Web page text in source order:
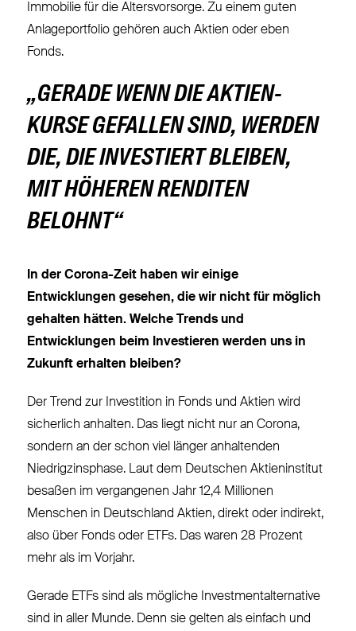
Immobilie für die Altersvorsorge. Zu einem guten
Anlageportfolio gehören auch Aktien oder eben
Fonds.
„GERADE WENN DIE AKTIEN-
KURSE GEFALLEN SIND, WERDEN
DIE, DIE INVESTIERT BLEIBEN,
MIT HÖHEREN RENDITEN
BELOHNT“
In der Corona-Zeit haben wir einige
Entwicklungen gesehen, die wir nicht für möglich
gehalten hätten. Welche Trends und
Entwicklungen beim Investieren werden uns in
Zukunft erhalten bleiben?
Der Trend zur Investition in Fonds und Aktien wird
sicherlich anhalten. Das liegt nicht nur an Corona,
sondern an der schon viel länger anhaltenden
Niedrigzinsphase. Laut dem Deutschen Aktieninstitut
besaßen im vergangenen Jahr 12,4 Millionen
Menschen in Deutschland Aktien, direkt oder indirekt,
also über Fonds oder ETFs. Das waren 28 Prozent
mehr als im Vorjahr.
Gerade ETFs sind als mögliche Investmentalternative
sind in aller Munde. Denn sie gelten als einfach und